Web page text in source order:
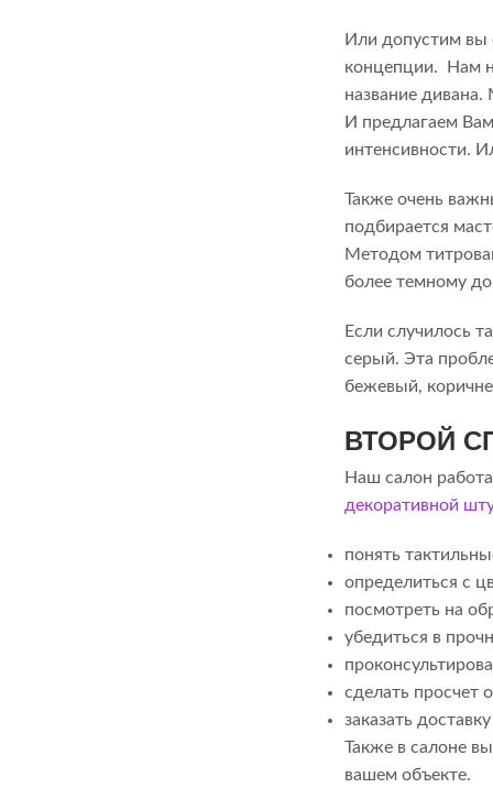
Или допустим вы
концепции. Нам
название
И предлагаем
интенсивности.
Также очень
подбирается
Методом
более темному
Если случилось
серый. Эта
бежевый,
ВТОРОЙ
Наш салон
декоративной
понять
определиться с
посмотреть на
убедиться в
сделать просчет
заказать
Также в салоне
вашем объекте.